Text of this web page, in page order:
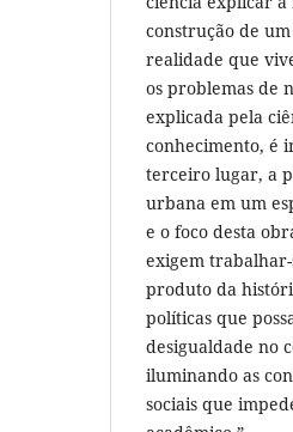
construção de
realidade que
os problemas de
explicada pela
conhecimento, é
terceiro lugar, a
urbana em um
e o foco desta
exigem trabalhar-
produto da
políticas que
desigualdade no
iluminando as
sociais que